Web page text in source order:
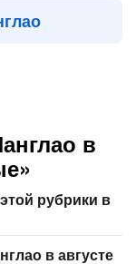
в
рубрики в
в августе